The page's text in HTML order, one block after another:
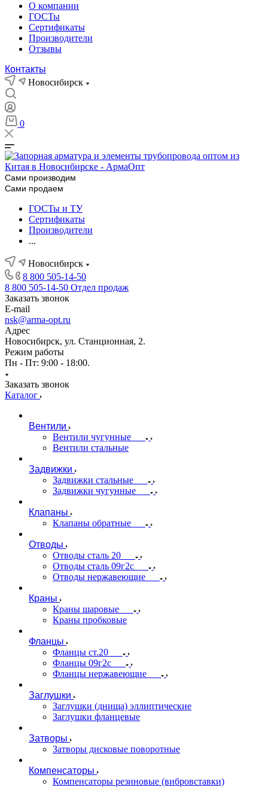
О компании
ГОСТы
Сертификаты
Производители
Отзывы
Контакты
Новосибирск
0
Сами производим
Сами продаем
ГОСТы и ТУ
Сертификаты
Производители
...
Новосибирск
8 800 505-14-50
8 800 505-14-50 Отдел продаж
Заказать звонок
E-mail
nsk@arma-opt.ru
Адрес
Новосибирск, ул. Станционная, 2.
Режим работы
Пн - Пт: 9:00 - 18:00.
Заказать звонок
Каталог
Вентили
Вентили чугунные
Вентили стальные
Задвижки
Задвижки стальные
Задвижки чугунные
Клапаны
Клапаны обратные
Отводы
Отводы сталь 20
Отводы сталь 09г2с
Отводы нержавеющие
Краны
Краны шаровые
Краны пробковые
Фланцы
Фланцы ст.20
Фланцы 09г2с
Фланцы нержавеющие
Заглушки
Заглушки (днища) эллиптические
Заглушки фланцевые
Затворы
Затворы дисковые поворотные
Компенсаторы
Компенсаторы резиновые (вибровставки)